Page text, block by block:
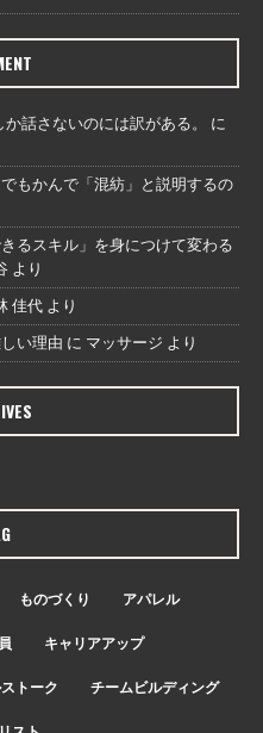
話さないのには訳がある。
に
もかんで「混紡」と説明するの
るスキル」を身につけて変わる
より
佳代 より
い理由 に マッサージ より
ものづくり アパレル
キャリアアップ
トーク チームビルディング